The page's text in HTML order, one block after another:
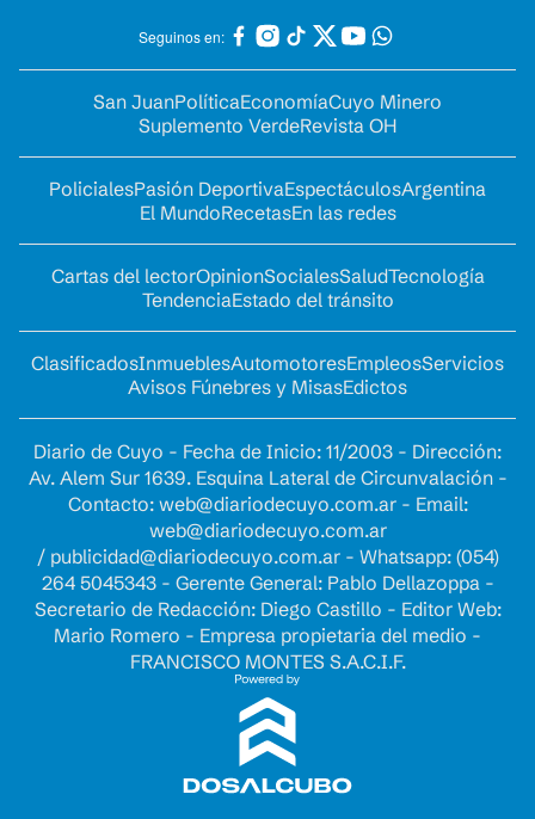
Seguinos en:
San JuanPolíticaEconomíaCuyo Minero
Suplemento VerdeRevista OH
PolicialesPasión DeportivaEspectáculosArgentina
El MundoRecetasEn las redes
Cartas del lectorOpinionSocialesSaludTecnología
TendenciaEstado del tránsito
ClasificadosInmueblesAutomotoresEmpleosServicios
Avisos Fúnebres y MisasEdictos
Diario de Cuyo - Fecha de Inicio: 11/2003 - Dirección:
Av. Alem Sur 1639. Esquina Lateral de Circunvalación -
Contacto: web@diariodecuyo.com.ar- Email:
web@diariodecuyo.com.ar
/ publicidad@diariodecuyo.com.ar- Whatsapp: (054)
264 5045343 - Gerente General: Pablo Dellazoppa -
Secretario de Redacción: Diego Castillo - Editor Web:
Mario Romero - Empresa propietaria del medio -
FRANCISCO MONTES S.A.C.I.F.